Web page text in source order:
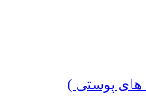
های پوستی )